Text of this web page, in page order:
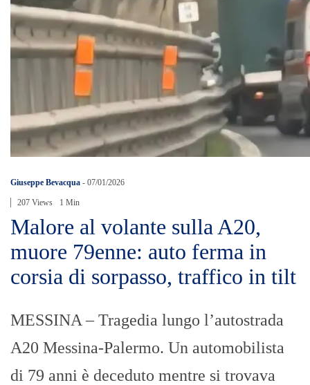
Giuseppe Bevacqua - 07/01/2026
207 Views 1 Min
Malore al volante sulla A20,
muore 79enne: auto ferma in
corsia di sorpasso, traffico in tilt
MESSINA – Tragedia lungo l’autostrada
A20 Messina-Palermo. Un automobilista
di 79 anni è deceduto mentre si trovava